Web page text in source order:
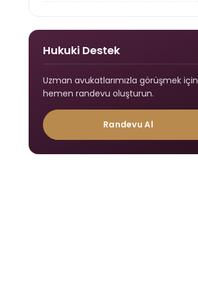
Hukuki Destek
Uzman avukatlarımızla görüşmek için
hemen randevu oluşturun.
Randevu Al